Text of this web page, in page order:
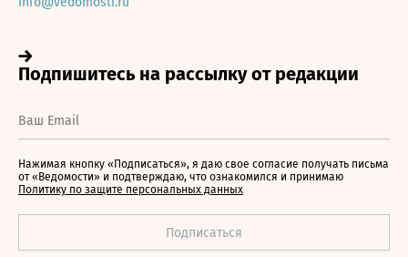
Нажимая кнопку «Подписаться», я даю свое согласие получать письма
от «Ведомости» и подтверждаю, что ознакомился и принимаю
Политику по защите персональных данных